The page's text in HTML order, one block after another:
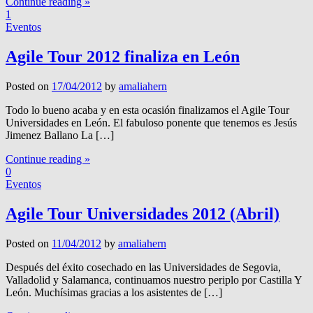
1
Eventos
Agile Tour 2012 finaliza en León
Posted on 17/04/2012 by amaliahern
Todo lo bueno acaba y en esta ocasión finalizamos el Agile Tour
Universidades en León. El fabuloso ponente que tenemos es Jesús
Jimenez Ballano La […]
Continue reading »
0
Eventos
Agile Tour Universidades 2012 (Abril)
Posted on 11/04/2012 by amaliahern
Después del éxito cosechado en las Universidades de Segovia,
Valladolid y Salamanca, continuamos nuestro periplo por Castilla Y
León. Muchísimas gracias a los asistentes de […]